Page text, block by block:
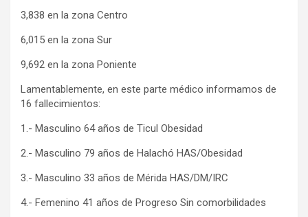
3,838 en la zona Centro
6,015 en la zona Sur
9,692 en la zona Poniente
Lamentablemente, en este parte médico informamos de
16 fallecimientos:
1.- Masculino 64 años de Ticul Obesidad
2.- Masculino 79 años de Halachó HAS/Obesidad
3.- Masculino 33 años de Mérida HAS/DM/IRC
4.- Femenino 41 años de Progreso Sin comorbilidades